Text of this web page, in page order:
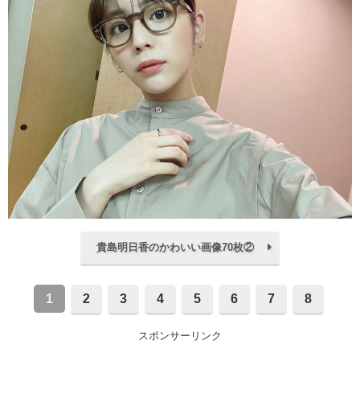
貴島明日香のかわいい画像70枚②
1 2 3 4 5 6 7 8
スポンサーリンク